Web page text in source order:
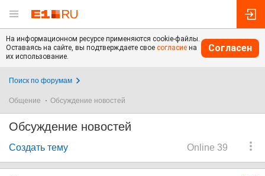
На информационном ресурсе применяются cookie-файлы.
Оставаясь на сайте, вы подтверждаете свое согласие на
их использование.
Согласен
Поиск по форумам
Общение Обсуждение новостей
Обсуждение новостей
Online 39
Создать тему